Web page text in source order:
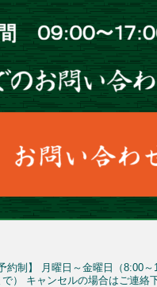
約制】 月曜日～金曜日（8:00
） キャンセルの場合はご連絡